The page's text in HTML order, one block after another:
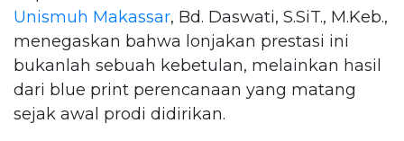
Unismuh Makassar, Bd. Daswati, S.SiT., M.Keb.,
menegaskan bahwa lonjakan prestasi ini
bukanlah sebuah kebetulan, melainkan hasil
dari blue print perencanaan yang matang
sejak awal prodi didirikan.